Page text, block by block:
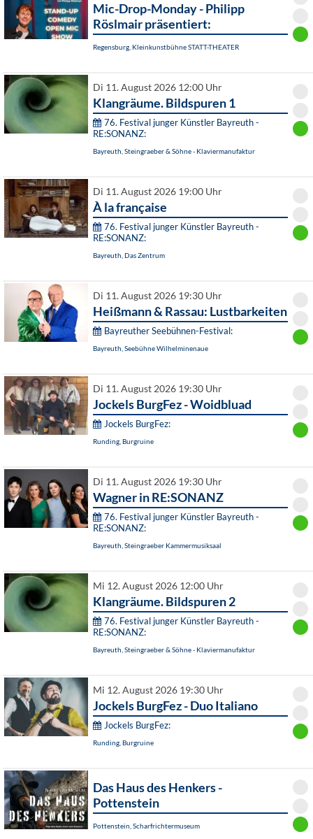
Mic-Drop-Monday - Philipp
Röslmair präsentiert:
Regensburg, Kleinkunstbühne STATT-THEATER
Di 11. August 2026 12:00 Uhr
Klangräume. Bildspuren 1
76. Festival junger Künstler Bayreuth -
RE:SONANZ:
Bayreuth, Steingraeber & Söhne - Klaviermanufaktur
Di 11. August 2026 19:00 Uhr
À la française
76. Festival junger Künstler Bayreuth -
RE:SONANZ:
Bayreuth, Das Zentrum
Di 11. August 2026 19:30 Uhr
Heißmann & Rassau: Lustbarkeiten
Bayreuther Seebühnen-Festival:
Bayreuth, Seebühne Wilhelminenaue
Di 11. August 2026 19:30 Uhr
Jockels BurgFez - Woidbluad
Jockels BurgFez:
Runding, Burgruine
Di 11. August 2026 19:30 Uhr
Wagner in RE:SONANZ
76. Festival junger Künstler Bayreuth -
RE:SONANZ:
Bayreuth, Steingraeber Kammermusiksaal
Mi 12. August 2026 12:00 Uhr
Klangräume. Bildspuren 2
76. Festival junger Künstler Bayreuth -
RE:SONANZ:
Bayreuth, Steingraeber & Söhne - Klaviermanufaktur
Mi 12. August 2026 19:30 Uhr
Jockels BurgFez - Duo Italiano
Jockels BurgFez:
Runding, Burgruine
Das Haus des Henkers -
Pottenstein
Pottenstein, Scharfrichtermuseum